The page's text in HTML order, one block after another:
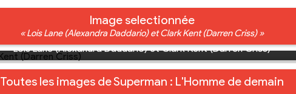
Image selectionnée
« Lois Lane (Alexandra Daddario) et Clark Kent (Darren Criss) »
Lois Lane (Alexandra Daddario) et Clark Kent (Darren Criss)
Toutes les images de Superman : L'Homme de demain